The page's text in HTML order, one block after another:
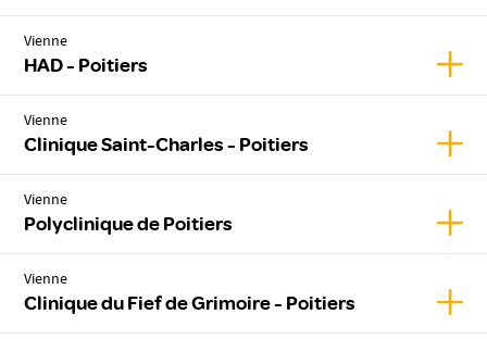
Vienne
HAD - Poitiers
Vienne
Clinique Saint-Charles - Poitiers
Vienne
Polyclinique de Poitiers
Vienne
Clinique du Fief de Grimoire - Poitiers